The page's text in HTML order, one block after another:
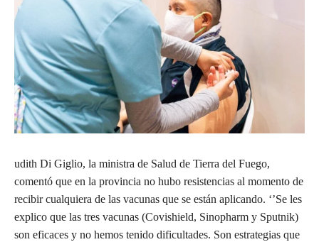
udith Di Giglio, la ministra de Salud de Tierra del Fuego,
comentó que en la provincia no hubo resistencias al momento de
recibir cualquiera de las vacunas que se están aplicando. ‘’Se les
explico que las tres vacunas (Covishield, Sinopharm y Sputnik)
son eficaces y no hemos tenido dificultades. Son estrategias que